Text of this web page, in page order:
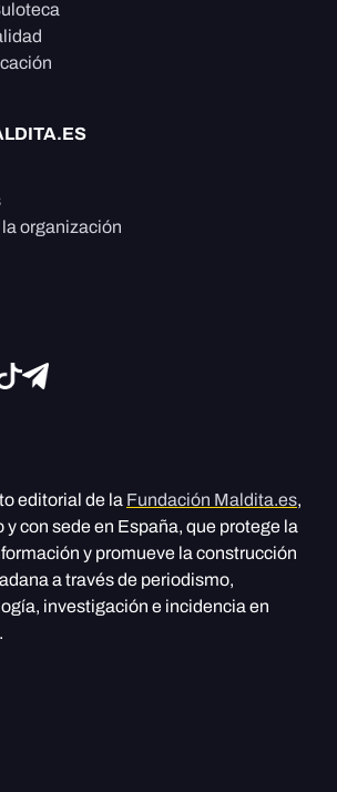
organización
editorial de la Fundación Maldita.es,
y con sede en España, que protege la
y promueve la construcción
a través de periodismo,
investigación e incidencia en